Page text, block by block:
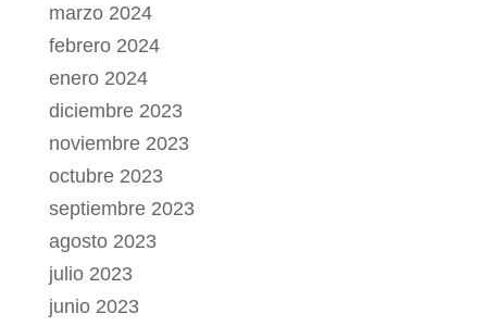
marzo 2024
febrero 2024
enero 2024
diciembre 2023
noviembre 2023
octubre 2023
septiembre 2023
agosto 2023
julio 2023
junio 2023